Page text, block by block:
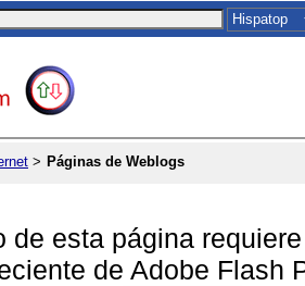
> Páginas de Weblogs
de esta página
de Adobe Flash